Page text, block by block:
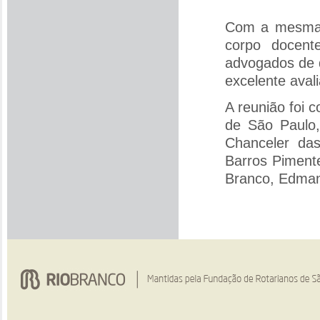
Com a
corpo
advogados
excelente
A reunião foi
de São
Chanceler
Barros
Branco,